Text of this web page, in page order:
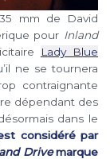
mm de David
pour Inland
Lady Blue
ne se tournera
contraignante
dépendant des
dans le
considéré par
Drivemarque